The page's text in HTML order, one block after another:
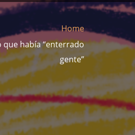
Home
que había “enterrado
gente”